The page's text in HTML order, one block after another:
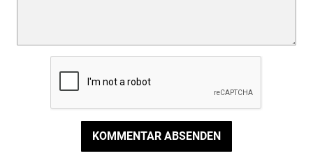
KOMMENTAR ABSENDEN